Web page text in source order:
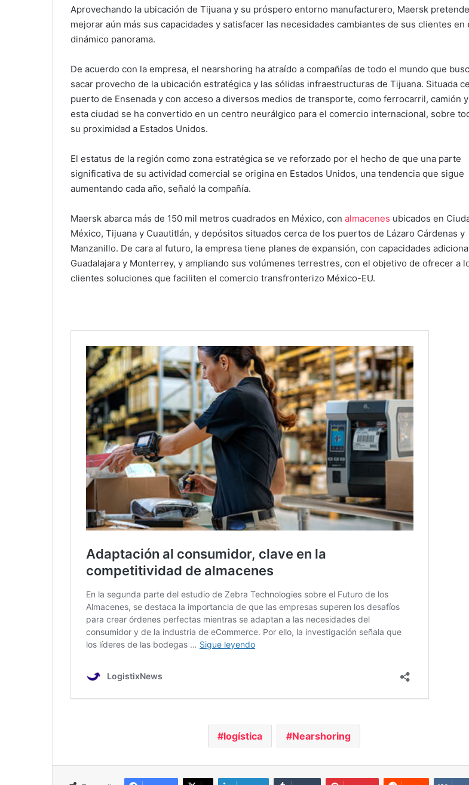
Aprovechando la ubicación de Tijuana y su próspero entorno manufacturero, Maersk pretende
mejorar aún más sus capacidades y satisfacer las necesidades cambiantes de sus clientes en
dinámico panorama.
De acuerdo con la empresa, el nearshoring ha atraído a compañías de todo el mundo que
sacar provecho de la ubicación estratégica y las sólidas infraestructuras de Tijuana. Situada
puerto de Ensenada y con acceso a diversos medios de transporte, como ferrocarril, camión
esta ciudad se ha convertido en un centro neurálgico para el comercio internacional, sobre
su proximidad a Estados Unidos.
El estatus de la región como zona estratégica se ve reforzado por el hecho de que una parte
significativa de su actividad comercial se origina en Estados Unidos, una tendencia que sigue
aumentando cada año, señaló la compañía.
Maersk abarca más de 150 mil metros cuadrados en México, con almacenes ubicados en
México, Tijuana y Cuautitlán, y depósitos situados cerca de los puertos de Lázaro Cárdenas y
Manzanillo. De cara al futuro, la empresa tiene planes de expansión, con capacidades
Guadalajara y Monterrey, y ampliando sus volúmenes terrestres, con el objetivo de ofrecer a
clientes soluciones que faciliten el comercio transfronterizo México-EU.
logística Nearshoring